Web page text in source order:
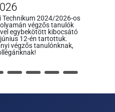
Technikum 2024/2026-os
végzős tanulók
egybekötött kibocsátó
12-én tartottuk.
végzős tanulónknak,